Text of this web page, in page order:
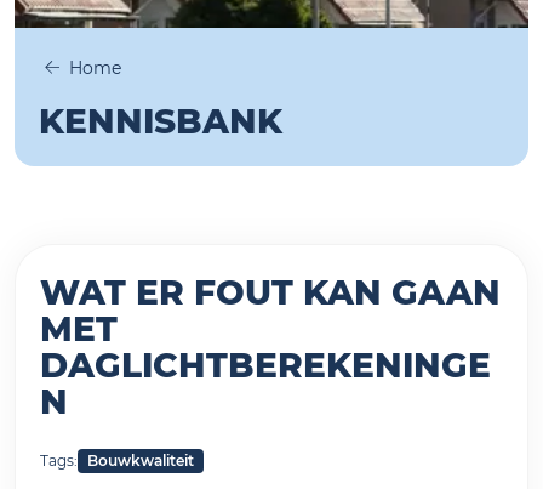
Home
KENNISBANK
WAT ER FOUT KAN GAAN
MET
DAGLICHTBEREKENINGE
N
Tags: Bouwkwaliteit